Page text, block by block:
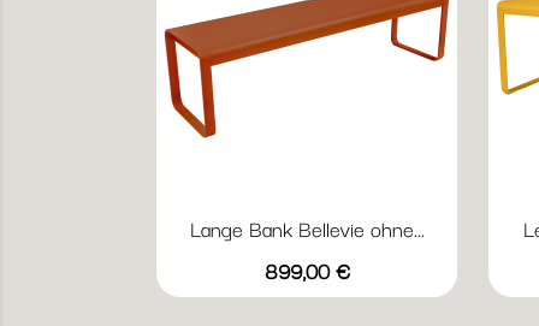
Lange Bank Bellevie ohne...
Preis
899,00 €
Vorschau
AbyssblauAcapulcoblau
Anthrazit
Chili Gewittergrau